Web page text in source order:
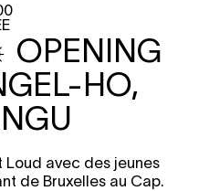
OPENING
HO,
Loud avec des jeunes
de Bruxelles au Cap.